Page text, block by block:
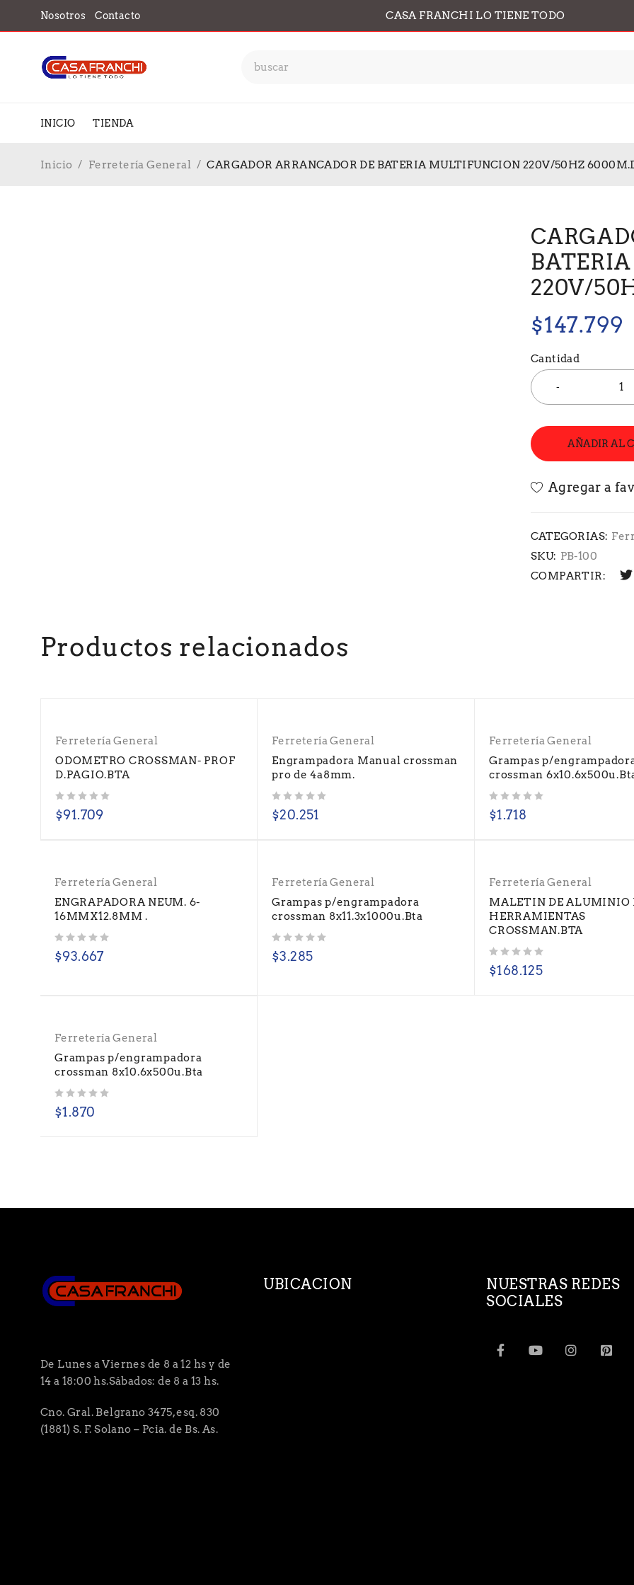
Nosotros Contacto CASA FRANCHI LO TIENE TODO
INICIO TIENDA
Inicio / Ferretería General / CARGADOR ARRANCADOR DE BATERIA MULTIFUNCION 220V/50HZ
220V/
$147.799
Cantidad
AÑADIR AL
CATEGORIAS:
SKU: PB-100
COMPARTIR:
Productos relacionados
Ferretería General
ODOMETRO CROSSMAN- PROF
D.PAGIO.BTA
$91.709
Ferretería General
Engrampadora Manual crossman
pro de 4a8mm.
$20.251
Ferretería General
Grampas p/
crossman
$1.718
Ferretería General
ENGRAPADORA NEUM. 6-
16MMX12.8MM .
$93.667
Ferretería General
Grampas p/engrampadora
crossman 8x11.3x1000u.Bta
$3.285
Ferretería General
MALETIN DE ALUMINIO
HERRAMIENTAS
CROSSMAN.BTA
$168.125
Ferretería General
Grampas p/engrampadora
crossman 8x10.6x500u.Bta
$1.870
De Lunes a Viernes de 8 a 12 hs y de
14 a 18:00 hs.Sábados: de 8 a 13 hs.
Cno. Gral. Belgrano 3475, esq. 830
(1881) S. F. Solano – Pcia. de Bs. As.
UBICACION
NUESTRAS REDES
SOCIALES